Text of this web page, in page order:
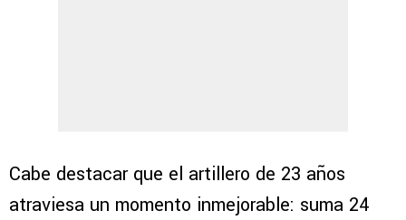
Cabe destacar que el artillero de 23 años
atraviesa un momento inmejorable: suma 24